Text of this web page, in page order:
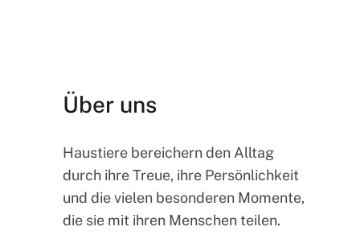
Über uns
Haustiere bereichern den Alltag
durch ihre Treue, ihre Persönlichkeit
und die vielen besonderen Momente,
die sie mit ihren Menschen teilen.